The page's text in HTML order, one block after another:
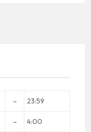
– 23:59
– 4:00